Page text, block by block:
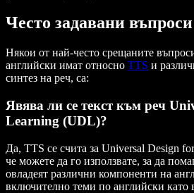
Често задавани въпроси
Някои от най-често срещаните
английски имат относно TTS и
синтез на реч, са:
Явява ли се текст към реч
Learning (UDL)?
Да, TTS се счита за Universal Design
че можете да го използвате, за да
овладеят различни компоненти на
включително теми по английски като